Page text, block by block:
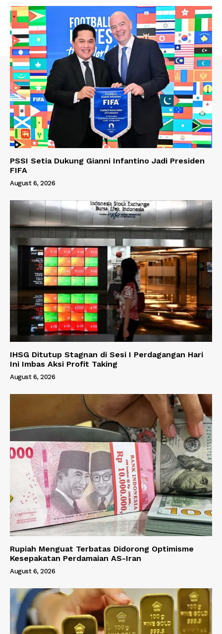
PSSI Setia Dukung Gianni Infantino Jadi Presiden
FIFA
August 6, 2026
IHSG Ditutup Stagnan di Sesi I Perdagangan Hari
Ini Imbas Aksi Profit Taking
August 6, 2026
Rupiah Menguat Terbatas Didorong Optimisme
Kesepakatan Perdamaian AS-Iran
August 6, 2026